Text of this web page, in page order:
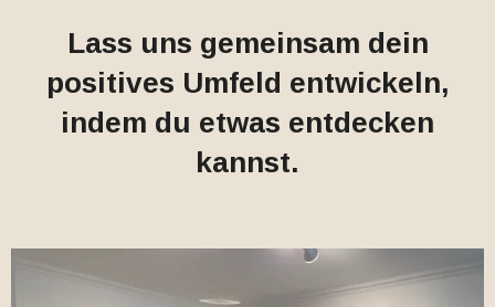
Lass uns gemeinsam dein
positives Umfeld entwickeln,
indem du etwas entdecken
kannst.